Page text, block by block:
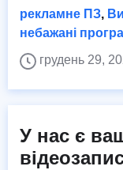
рекламне ПЗ,
небажані
грудень 29,
У нас є